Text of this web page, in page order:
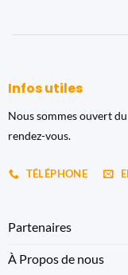
Infos utiles
Nous sommes ouvert
rendez-vous.
TÉLÉPHONE
Partenaires
À Propos de nous